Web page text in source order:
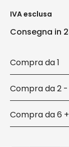
IVA esclusa
Consegna in
1
2
6 +